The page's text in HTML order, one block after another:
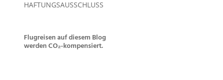
HAFTUNGSAUSSCHLUSS
Flugreisen auf diesem Blog
werden CO₂-kompensiert.